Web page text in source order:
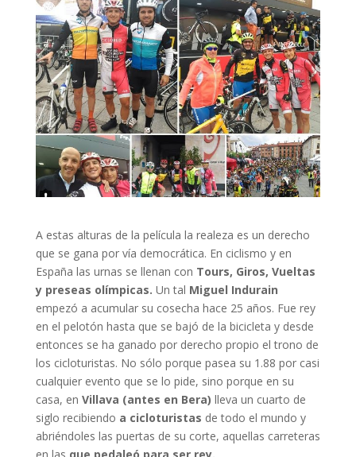
A estas alturas de la película la realeza es un derecho
que se gana por vía democrática. En ciclismo y en
España las urnas se llenan con Tours, Giros, Vueltas
y preseas olímpicas. Un tal Miguel Indurain
empezó a acumular su cosecha hace 25 años. Fue rey
en el pelotón hasta que se bajó de la bicicleta y desde
entonces se ha ganado por derecho propio el trono de
los cicloturistas. No sólo porque pasea su 1.88 por casi
cualquier evento que se lo pide, sino porque en su
casa, en Villava (antes en Bera) lleva un cuarto de
siglo recibiendo a cicloturistas de todo el mundo y
abriéndoles las puertas de su corte, aquellas carreteras